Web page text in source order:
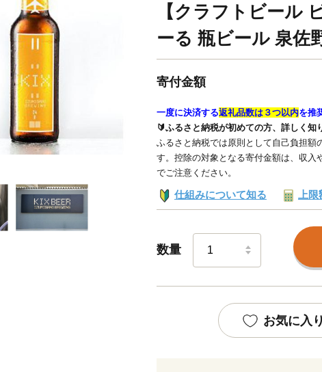
【クラフトビール
ーる 瓶ビール 泉佐
寄付金額
一度に決済する返礼品数は３つ以内を推
🔰ふるさと納税が初めての方、詳しく知
ふるさと納税では原則として自己負担額
す。控除の対象となる寄付金額は、収入
でご注意ください。
仕組みについて知る 上
数量
お気に入